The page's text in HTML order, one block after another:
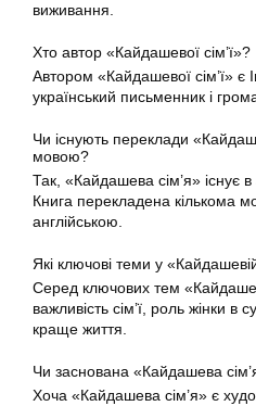
виживання.
Хто автор «Кайдашевої сім’ї»?
Автором «Кайдашевої сім’ї» є
український письменник і
Чи існують переклади
мовою?
Так, «Кайдашева сім’я» існує в
Книга перекладена кількома
англійською.
Які ключові теми у «Кайдашевій
Серед ключових тем
важливість сім’ї, роль жінки в
краще життя.
Чи заснована «Кайдашева
Хоча «Кайдашева сім’я» є